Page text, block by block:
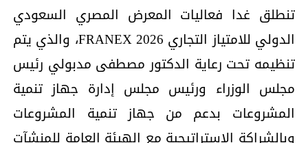
تنطلق غدا فعاليات المعرض المصري السعودي
الدولي للامتياز التجاري FRANEX 2026، والذي يتم
تنظيمه تحت رعاية الدكتور مصطفى مدبولي رئيس
مجلس الوزراء ورئيس مجلس إدارة جهاز تنمية
المشروعات بدعم من جهاز تنمية المشروعات
وبالشراكة الاستراتيجية مع الهيئة العامة للمنشآت